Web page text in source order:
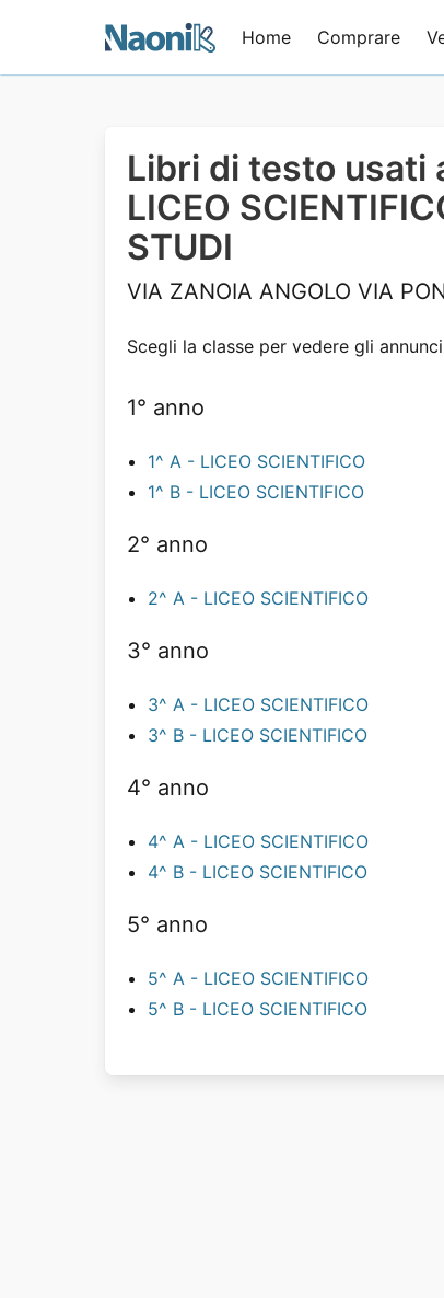
Home Comprare
Libri di testo usati
LICEO
STUDI
VIA ZANOIA ANGOLO VIA
Scegli la classe per vedere gli
1° anno
1^ A - LICEO SCIENTIFICO
1^ B - LICEO SCIENTIFICO
2° anno
2^ A - LICEO SCIENTIFICO
3° anno
3^ A - LICEO SCIENTIFICO
3^ B - LICEO SCIENTIFICO
4° anno
4^ A - LICEO SCIENTIFICO
4^ B - LICEO SCIENTIFICO
5° anno
5^ A - LICEO SCIENTIFICO
5^ B - LICEO SCIENTIFICO